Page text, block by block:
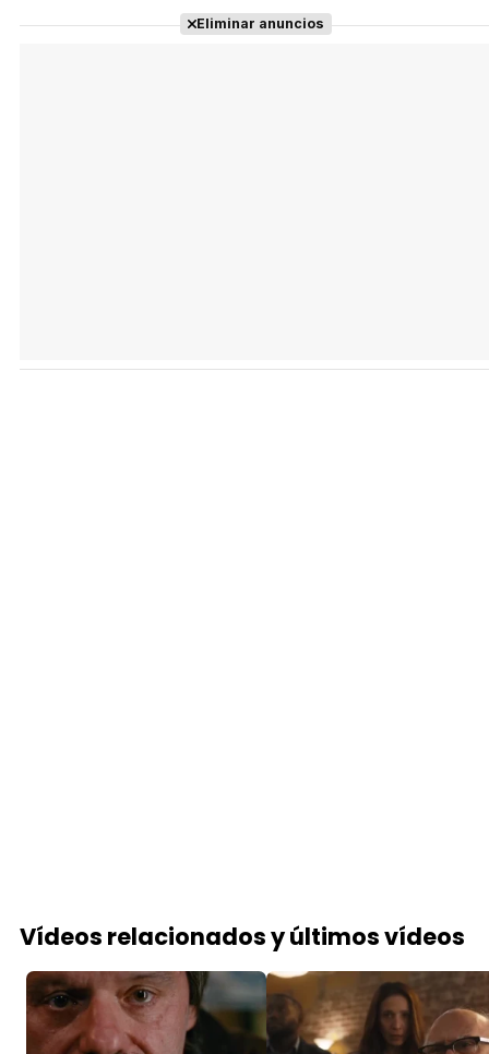
Eliminar anuncios
Vídeos relacionados y últimos vídeos